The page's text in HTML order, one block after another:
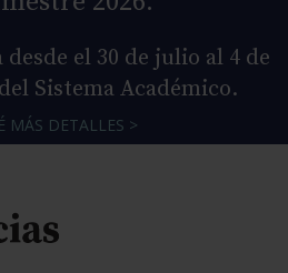
el 30 de julio al 4 de
Sistema Académico.
MÁS DETALLES >